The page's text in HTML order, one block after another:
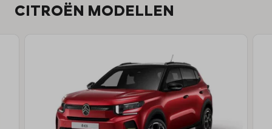
CITROËN MODELLEN